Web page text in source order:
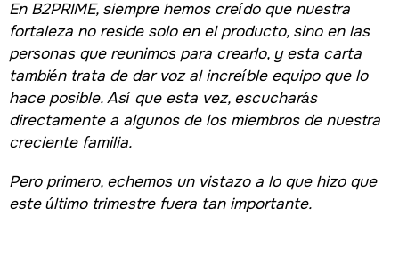
En B2PRIME, siempre hemos creído que nuestra
fortaleza no reside solo en el producto, sino en las
personas que reunimos para crearlo, y esta carta
también trata de dar voz al increíble equipo que lo
hace posible. Así que esta vez, escucharás
directamente a algunos de los miembros de nuestra
creciente familia.
Pero primero, echemos un vistazo a lo que hizo que
este último trimestre fuera tan importante.